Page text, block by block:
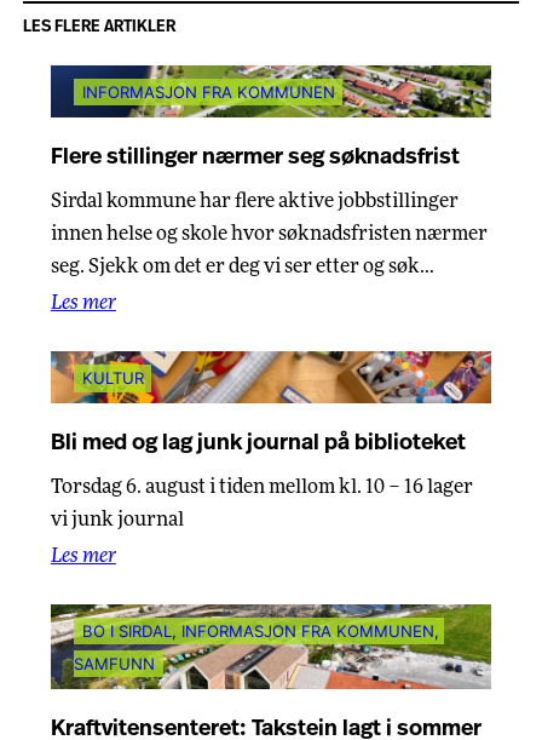
LES FLERE ARTIKLER
INFORMASJON FRA KOMMUNEN
Flere stillinger nærmer seg søknadsfrist
Sirdal kommune har flere aktive jobbstillinger
innen helse og skole hvor søknadsfristen nærmer
seg. Sjekk om det er deg vi ser etter og søk…
Les mer
KULTUR
Bli med og lag junk journal på biblioteket
Torsdag 6. august i tiden mellom kl. 10 – 16 lager
vi junk journal
Les mer
BO I SIRDAL , INFORMASJON FRA KOMMUNEN
SAMFUNN
Kraftvitensenteret: Takstein lagt i sommer